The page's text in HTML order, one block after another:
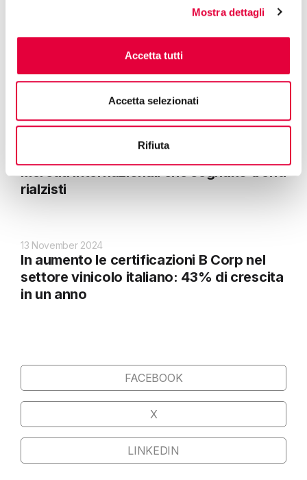
Mostra dettagli
Accetta tutti
Accetta selezionati
Rifiuta
suoi fornitori
Il rinvio del EUDR si ripercuote sui
mercati internazionali che segnano trend
rialzisti
13 November 2024
In aumento le certificazioni B Corp nel
settore vinicolo italiano: 43% di crescita
in un anno
FACEBOOK
X
LINKEDIN